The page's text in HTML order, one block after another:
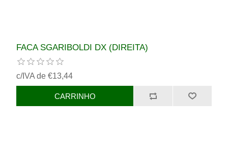
FACA SGARIBOLDI DX (DIREITA)
c/IVA de €13,44